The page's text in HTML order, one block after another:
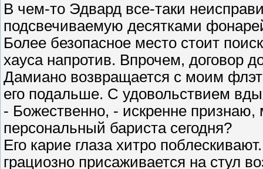
В чем-то Эдвард все-таки
подсвечиваемую десятками
Более безопасное место стоит
хауса напротив. Впрочем, договор
Дамиано возвращается с моим
его подальше. С удовольствием
- Божественно, - искренне
персональный бариста сегодня?
Его карие глаза хитро
грациозно присаживается на стул